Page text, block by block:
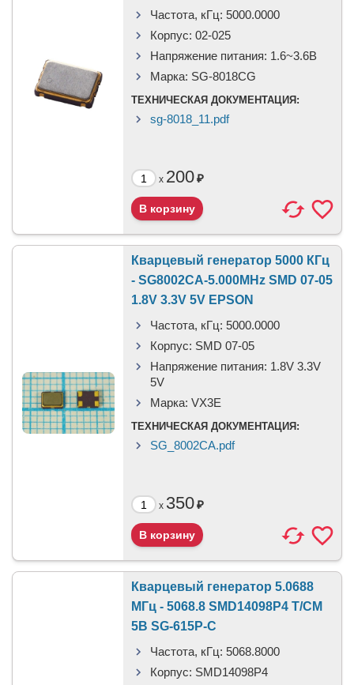
Частота, кГц: 5000.0000
Корпус: 02-025
Напряжение питания: 1.6~3.6В
Марка: SG-8018CG
ТЕХНИЧЕСКАЯ ДОКУМЕНТАЦИЯ:
sg-8018_11.pdf
x 200₽
Кварцевый генератор 5000 КГц
- SG8002CA-5.000MHz SMD 07-05
1.8V 3.3V 5V EPSON
Частота, кГц: 5000.0000
Корпус: SMD 07-05
Напряжение питания: 1.8V 3.3V
5V
Марка: VX3E
ТЕХНИЧЕСКАЯ ДОКУМЕНТАЦИЯ:
SG_8002CA.pdf
x 350₽
Кварцевый генератор 5.0688
МГц - 5068.8 SMD14098P4 T/CM
5В SG-615P-C
Частота, кГц: 5068.8000
Корпус: SMD14098P4